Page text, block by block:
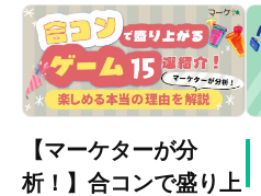
へ
ッ
プ
【マーケターが分
析！】合コンで盛り上